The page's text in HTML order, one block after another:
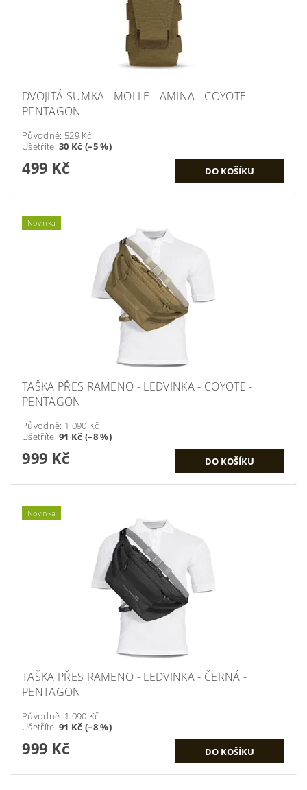
DVOJITÁ SUMKA - MOLLE - AMINA - COYOTE -
PENTAGON
Původně: 529 Kč
Ušetříte:30 Kč (–5 %)
499 Kč
Novinka
TAŠKA PŘES RAMENO - LEDVINKA - COYOTE -
PENTAGON
Původně: 1 090 Kč
Ušetříte:91 Kč (–8 %)
999 Kč
Novinka
TAŠKA PŘES RAMENO - LEDVINKA - ČERNÁ -
PENTAGON
Původně: 1 090 Kč
Ušetříte:91 Kč (–8 %)
999 Kč